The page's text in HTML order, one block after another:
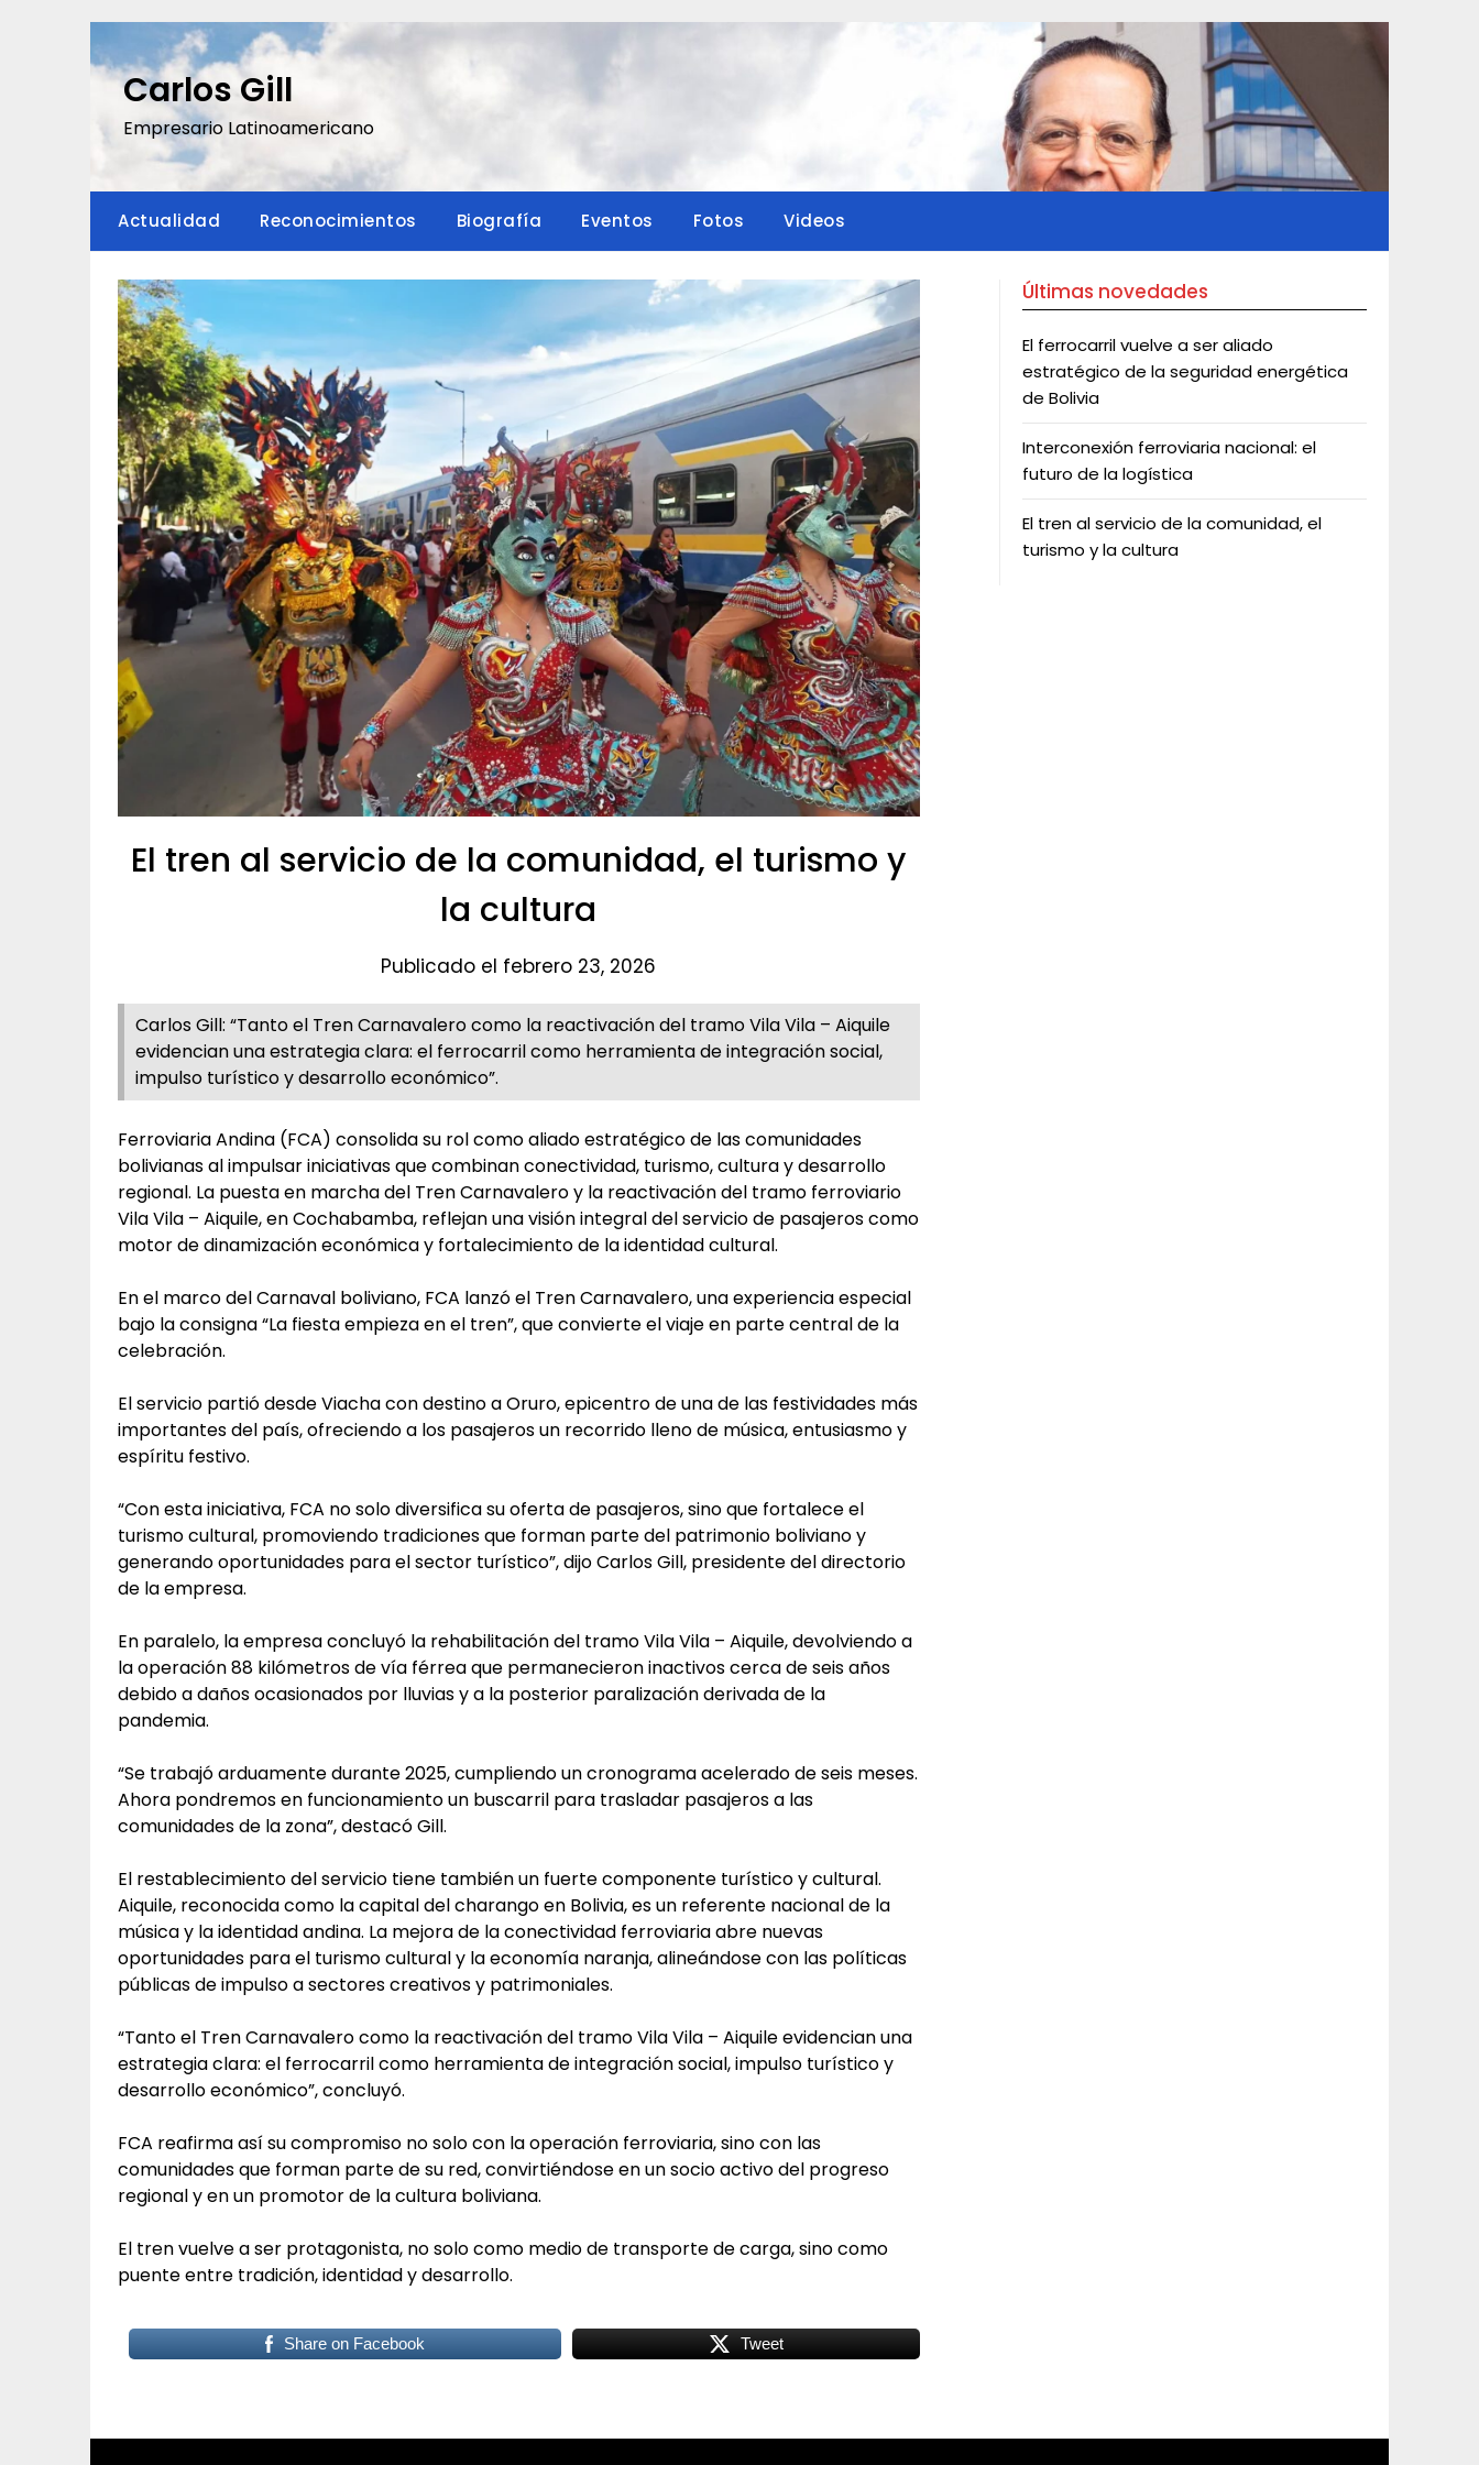
Carlos Gill
Empresario Latinoamericano
Actualidad Reconocimientos Biografía Eventos Fotos Videos
El tren al servicio de la comunidad, el turismo y
la cultura
Publicado el febrero 23, 2026
Carlos Gill: “Tanto el Tren Carnavalero como la reactivación del tramo Vila Vila – Aiquile
evidencian una estrategia clara: el ferrocarril como herramienta de integración social,
impulso turístico y desarrollo económico”.
Ferroviaria Andina (FCA) consolida su rol como aliado estratégico de las comunidades
bolivianas al impulsar iniciativas que combinan conectividad, turismo, cultura y desarrollo
regional. La puesta en marcha del Tren Carnavalero y la reactivación del tramo ferroviario
Vila Vila – Aiquile, en Cochabamba, reflejan una visión integral del servicio de pasajeros como
motor de dinamización económica y fortalecimiento de la identidad cultural.
En el marco del Carnaval boliviano, FCA lanzó el Tren Carnavalero, una experiencia especial
bajo la consigna “La fiesta empieza en el tren”, que convierte el viaje en parte central de la
celebración.
El servicio partió desde Viacha con destino a Oruro, epicentro de una de las festividades más
importantes del país, ofreciendo a los pasajeros un recorrido lleno de música, entusiasmo y
espíritu festivo.
“Con esta iniciativa, FCA no solo diversifica su oferta de pasajeros, sino que fortalece el
turismo cultural, promoviendo tradiciones que forman parte del patrimonio boliviano y
generando oportunidades para el sector turístico”, dijo Carlos Gill, presidente del directorio
de la empresa.
En paralelo, la empresa concluyó la rehabilitación del tramo Vila Vila – Aiquile, devolviendo a
la operación 88 kilómetros de vía férrea que permanecieron inactivos cerca de seis años
debido a daños ocasionados por lluvias y a la posterior paralización derivada de la
pandemia.
“Se trabajó arduamente durante 2025, cumpliendo un cronograma acelerado de seis meses.
Ahora pondremos en funcionamiento un buscarril para trasladar pasajeros a las
comunidades de la zona”, destacó Gill.
El restablecimiento del servicio tiene también un fuerte componente turístico y cultural.
Aiquile, reconocida como la capital del charango en Bolivia, es un referente nacional de la
música y la identidad andina. La mejora de la conectividad ferroviaria abre nuevas
oportunidades para el turismo cultural y la economía naranja, alineándose con las políticas
públicas de impulso a sectores creativos y patrimoniales.
“Tanto el Tren Carnavalero como la reactivación del tramo Vila Vila – Aiquile evidencian una
estrategia clara: el ferrocarril como herramienta de integración social, impulso turístico y
desarrollo económico”, concluyó.
FCA reafirma así su compromiso no solo con la operación ferroviaria, sino con las
comunidades que forman parte de su red, convirtiéndose en un socio activo del progreso
regional y en un promotor de la cultura boliviana.
El tren vuelve a ser protagonista, no solo como medio de transporte de carga, sino como
puente entre tradición, identidad y desarrollo.
Share on Facebook Tweet
Últimas novedades
El ferrocarril vuelve a ser aliado
estratégico de la seguridad energética
de Bolivia
Interconexión ferroviaria nacional: el
futuro de la logística
El tren al servicio de la comunidad, el
turismo y la cultura